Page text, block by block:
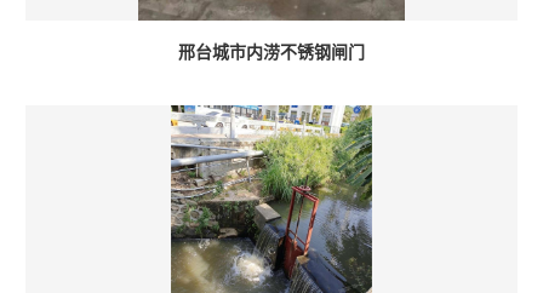
邢台城市内涝不锈钢闸门